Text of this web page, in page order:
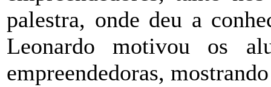
palestra, onde deu a
Leonardo motivou os
empreendedoras,